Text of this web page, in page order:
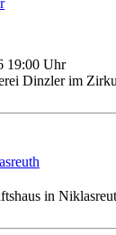
19:00 Uhr
Dinzler im
in